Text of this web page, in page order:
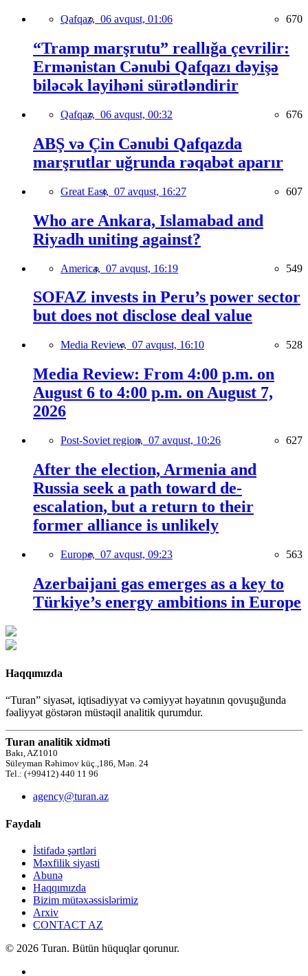
Qafqaz, 06 avqust, 01:06 670
“Tramp marşrutu” reallığa çevrilir:
Ermənistan Cənubi Qafqazı dəyişə
biləcək layihəni sürətləndirir
Qafqaz, 06 avqust, 00:32 676
ABŞ və Çin Cənubi Qafqazda
marşrutlar uğrunda rəqabət aparır
Great East, 07 avqust, 16:27 607
Who are Ankara, Islamabad and
Riyadh uniting against?
America, 07 avqust, 16:19 549
SOFAZ invests in Peru’s power sector
but does not disclose deal value
Media Review, 07 avqust, 16:10 528
Media Review: From 4:00 p.m. on
August 6 to 4:00 p.m. on August 7,
2026
Post-Soviet region, 07 avqust, 10:26 627
After the election, Armenia and
Russia seek a path toward de-
escalation, but a return to their
former alliance is unlikely
Europe, 07 avqust, 09:23 563
Azerbaijani gas emerges as a key to
Türkiye’s energy ambitions in Europe
Haqqımızda
“Turan” siyasət, iqtisadiyyat və cəmiyyət həyatının qovuşuğunda
fəaliyyət göstərən müstəqil analitik qurumdur.
Turan analitik xidməti
Bakı, AZ1010
Süleyman Rəhimov küç.,186, Mən. 24
Tel.: (+99412) 440 11 96
agency@turan.az
Faydalı
İstifadə şərtləri
Məxfilik siyasti
Abunə
Haqqımızda
Bizim mütəxəssislərimiz
Arxiv
CONTACT AZ
© 2026 Turan. Bütün hüquqlar qorunur.